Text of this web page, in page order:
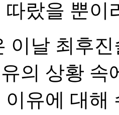
따랐을 뿐이
이날 최후
의 상황 속
이유에 대해